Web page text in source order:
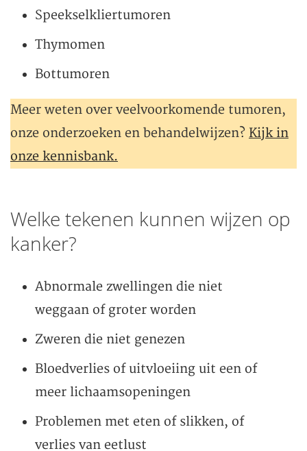
Speekselkliertumoren
Thymomen
Bottumoren
Meer weten over veelvoorkomende tumoren,
onze onderzoeken en behandelwijzen? Kijk in
onze kennisbank.
Welke tekenen kunnen wijzen op
kanker?
Abnormale zwellingen die niet
weggaan of groter worden
Zweren die niet genezen
Bloedverlies of uitvloeiing uit een of
meer lichaamsopeningen
Problemen met eten of slikken, of
verlies van eetlust